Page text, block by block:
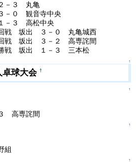
－３ 丸亀
０ 観音寺中央
－３ 高松中央
回戦 坂出 ３－０ 丸亀城西
回戦 坂出 ３－２ 高専詫間
勝戦 坂出 １－３ 三本松
↑
卓球大会†
↑
高専詫間
↑
組
↑